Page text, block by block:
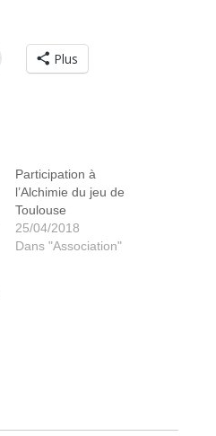
Plus
Participation à
l’Alchimie du jeu de
Toulouse
25/04/2018
Dans "Association"